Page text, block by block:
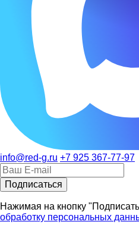
info@red-g.ru +7 925 367-77-97
Нажимая на кнопку
обработку персональных